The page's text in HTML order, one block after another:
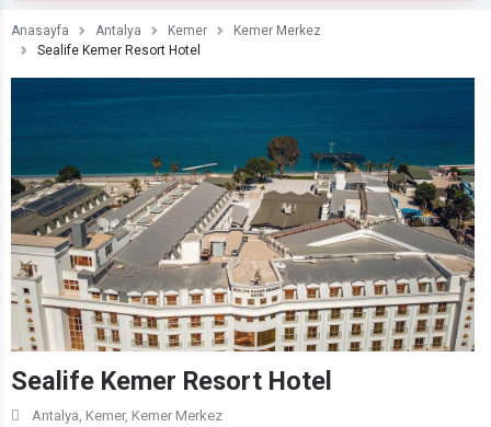
Anasayfa Antalya Kemer
Kemer Merkez
Sealife Kemer Resort Hotel
Sealife Kemer Resort Hotel
Antalya, Kemer, Kemer Merkez